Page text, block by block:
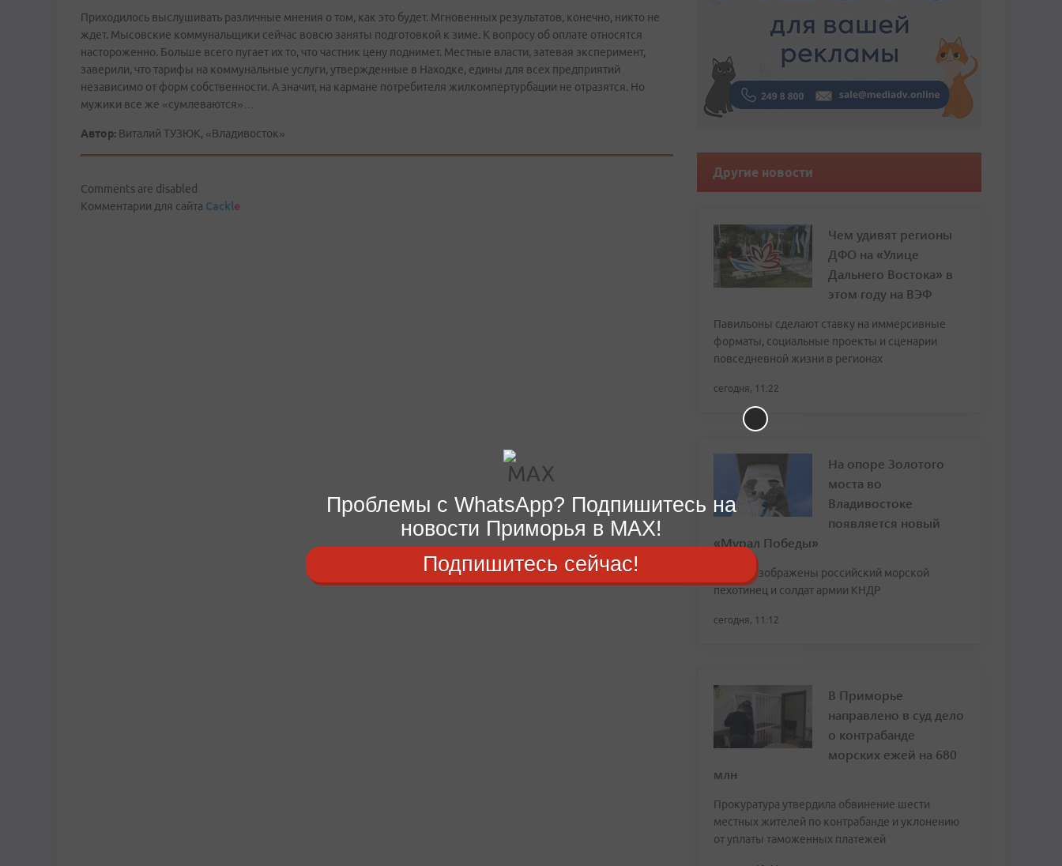
Приходилось выслушивать различные мнения о том, как это будет. Мгновенных результатов, конечно, никто не
ждет. Мысовские коммунальщики сейчас вовсю заняты подготовкой к зиме. К вопросу об оплате относятся
настороженно. Больше всего пугает их то, что частник цену поднимет. Местные власти, затевая эксперимент,
заверили, что тарифы на коммунальные услуги, утвержденные в Находке, едины для всех предприятий
независимо от форм собственности. А значит, на кармане потребителя жилкомпертурбации не отразятся. Но
мужики все же «сумлеваются»…
Автор: Виталий ТУЗЮК, «Владивосток»
Comments are disabled
Комментарии для сайта Cackle
Другие новости
Чем удивят регионы
ДФО на «Улице
Дальнего Востока» в
этом году на ВЭФ
Павильоны сделают ставку на иммерсивные
форматы, социальные проекты и сценарии
повседневной жизни в регионах
сегодня, 11:22
На опоре Золотого
моста во
Владивостоке
появляется новый
«Мурал Победы»
На нем изображены российский морской
пехотинец и солдат армии КНДР
сегодня, 11:12
В Приморье
направлено в суд дело
о контрабанде
морских ежей на 680
млн
Прокуратура утвердила обвинение шести
местных жителей по контрабанде и уклонению
от уплаты таможенных платежей
Проблемы с WhatsApp? Подпишитесь на
новости Приморья в MAX!
Подпишитесь сейчас!